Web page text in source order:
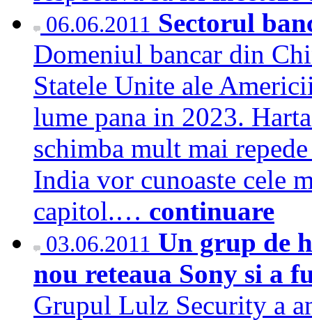
06.06.2011 Sectorul
Domeniul bancar din
Statele Unite ale
lume pana in 2023.
schimba mult mai
India vor cunoaste cele
capitol.… continuare
03.06.2011 Un grup de
nou reteaua Sony si a
Grupul Lulz Security a